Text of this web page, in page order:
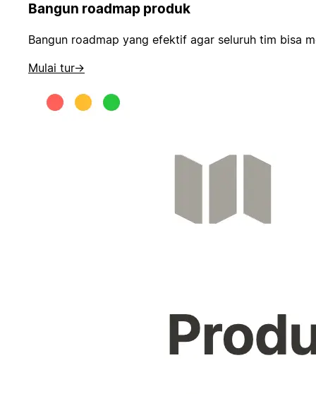
Bangun roadmap produk
Bangun roadmap yang efektif agar seluruh tim bisa
Mulai tur→